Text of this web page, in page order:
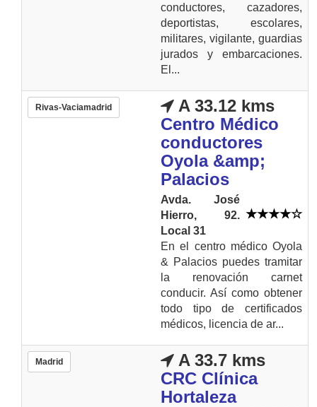
conductores, cazadores,
deportistas, escolares,
militares, vigilante, guardias
jurados y embarcaciones.
El...
Rivas-Vaciamadrid
A 33.12 kms
Centro Médico
conductores
Oyola &amp;
Palacios
Avda. José
Hierro, 92.
Local 31
En el centro médico Oyola
& Palacios puedes tramitar
la renovación carnet
conducir. Así como obtener
todo tipo de certificados
médicos, licencia de ar...
Madrid
A 33.7 kms
CRC Clínica
Hortaleza